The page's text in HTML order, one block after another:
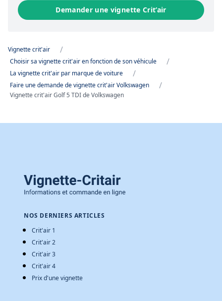
Demander une vignette Crit’air
Vignette crit'air /
Choisir sa vignette crit'air en fonction de son véhicule /
La vignette crit'air par marque de voiture /
Faire une demande de vignette crit'air Volkswagen /
Vignette crit'air Golf 5 TDI de Volkswagen
NOS DERNIERS ARTICLES
Crit'air 1
Crit'air 2
Crit'air 3
Crit'air 4
Prix d'une vignette